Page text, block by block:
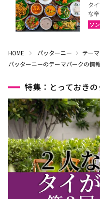
タ
な
ソ
HOME パッターニー
テー
パッターニーのテーマパークの情
特集：とっておき